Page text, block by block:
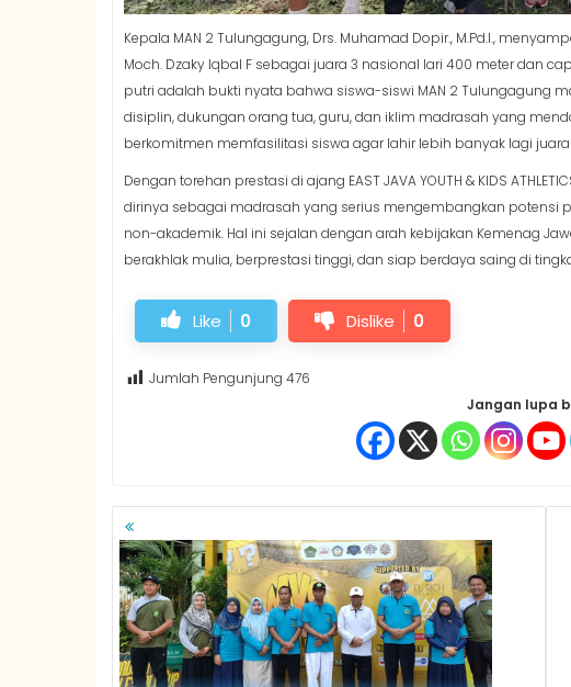
Kepala MAN 2 Tulungagung, Drs. Muhamad Dopir., M.Pd.I.,
Moch. Dzaky Iqbal F sebagai juara 3 nasional lari 400 meter dan
putri adalah bukti nyata bahwa siswa-siswi MAN 2 Tulungagung
disiplin, dukungan orang tua, guru, dan iklim madrasah yang
berkomitmen memfasilitasi siswa agar lahir lebih banyak lagi juara
Dengan torehan prestasi di ajang EAST JAVA YOUTH & KIDS
dirinya sebagai madrasah yang serius mengembangkan potensi
non-akademik. Hal ini sejalan dengan arah kebijakan Kemenag
berakhlak mulia, berprestasi tinggi, dan siap berdaya saing di
Like 0 Dislike 0
Jumlah Pengunjung 476
Jangan lupa
NAVIGASI
POS